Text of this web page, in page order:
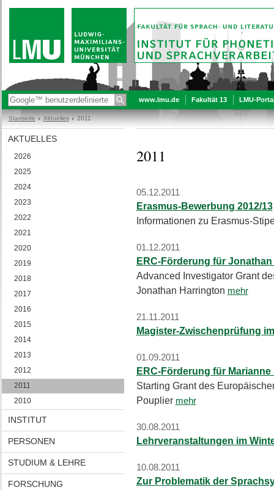
www.lmu.de Fakultät 13 LMU-
Startseite Aktuelles 2011
AKTUELLES
2026
2025
2024
2023
2022
2021
2020
2019
2018
2017
2016
2015
2014
2013
2012
2011
2010
INSTITUT
PERSONEN
STUDIUM & LEHRE
FORSCHUNG
2011
05.12.2011
Erasmus-Bewerbung 2012/13
Informationen zu Erasmus-
01.12.2011
ERC-Förderung für
Advanced Investigator Grant
Jonathan Harrington mehr
21.11.2011
Magister-Zwischenprüfung
01.09.2011
ERC-Förderung für
Starting Grant des
Pouplier mehr
30.08.2011
Lehrveranstaltungen im
10.08.2011
Zur Problematik der